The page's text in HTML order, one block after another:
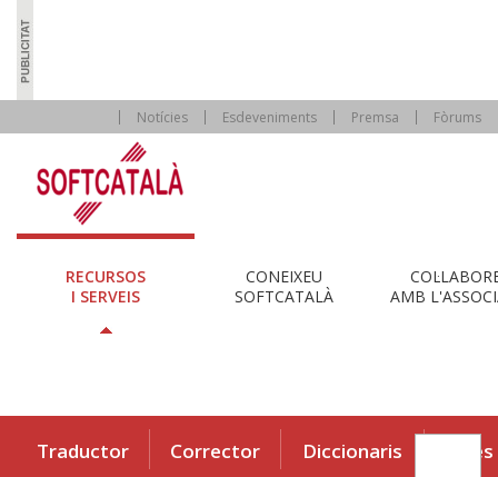
Notícies Esdeveniments Premsa Fòrums
RECURSOS
I SERVEIS
CONEIXEU
SOFTCATALÀ
AMB
Traductor Corrector Diccionaris Eines